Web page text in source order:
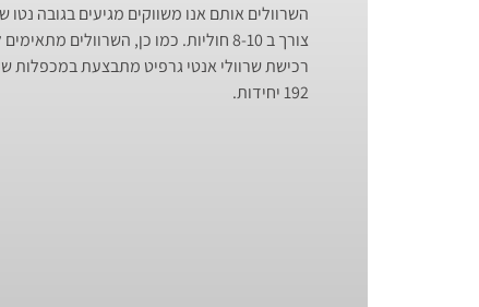
צורך ב 8-10 חוליות. כמו כן, השרוולים מתאימים לעמוד שקוטרו עד 3 צול.
192 יחידות.